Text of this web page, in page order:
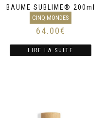
BAUME SUBLIME® 200ml
CINQ MONDES
64.00€
LIRE LA SUITE